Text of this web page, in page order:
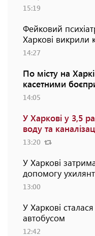
15:19
Фейковий
Харкові викрили
14:27
По місту на
касетними
14:05
У Харкові у 3,5
воду та
13:20
У Харкові
допомогу
13:00
У Харкові
автобусом
12:42